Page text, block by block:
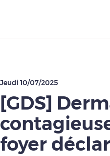
Jeudi 10/07/2025
[GDS]
foyer